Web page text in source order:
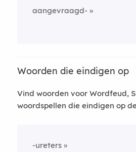
aangevraagd-
Woorden die eindigen op
Vind woorden voor Wordfeud,
woordspellen die eindigen op
-ureters